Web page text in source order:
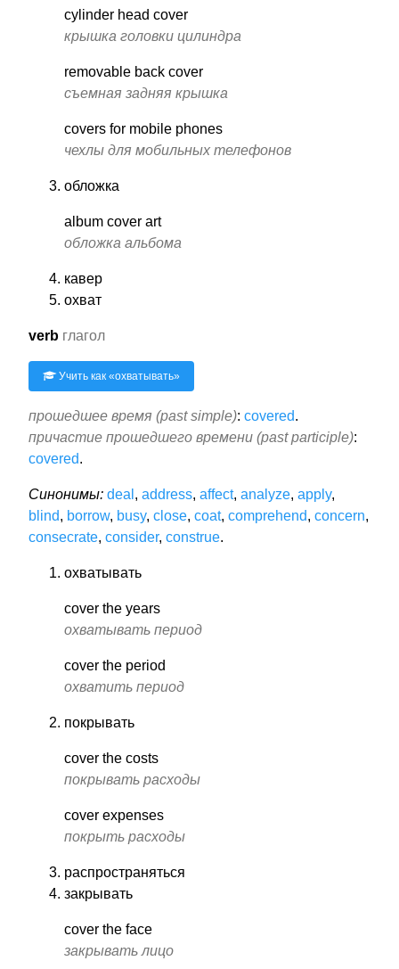
cylinder head cover
крышка головки цилиндра
removable back cover
съемная задняя крышка
covers for mobile phones
чехлы для мобильных телефонов
обложка
album cover art
обложка альбома
кавер
охват
verb глагол
Учить как «охватывать»
прошедшее время (past simple): covered.
причастие прошедшего времени (past participle):
covered.
Синонимы: deal , address, affect, analyze, apply,
blind, borrow, busy, close, coat, comprehend, concern,
consecrate, consider, construe.
охватывать
cover the years
охватывать период
cover the period
охватить период
покрывать
cover the costs
покрывать расходы
cover expenses
покрыть расходы
распространяться
закрывать
cover the face
закрывать лицо